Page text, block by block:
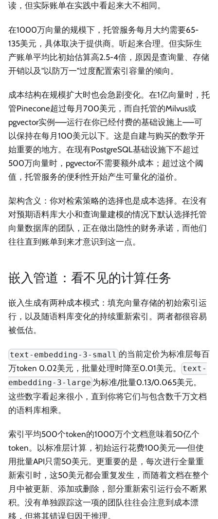
读，但实际账单在实践中看起来大不相同。
在1000万向量的规模下，托管服务每月大约需要65-
135美元，具体取决于提供商。听起来合理。但实际生
产账单平均比初始估算高2.5-4倍，原因是查询量、存储
开销以及"以防万一"过度配置索引容量的倾向。
成本结构在规模扩大时也会急剧变化。在1亿向量时，托
管Pinecone超过每月700美元，而自托管的Milvus或
pgvector实例——运行在你已经付费的基础设施上——可
以保持在每月100美元以下。这是自建与购买的数学开
始重要的地方。在现有PostgreSQL基础设施下不超过
500万向量时，pgvector不需要额外成本；超过这个阈
值，托管服务的便利性开始产生可量化的溢价。
架构含义：你对检索策略的选择也是成本选择。在没有
对预期语料库大小和查询量建模的情况下默认选择托管
向量数据库的团队，正在做出隐性的财务承诺，而他们
往往直到账单到来才意识到这一点。
嵌入管道：看不见的计算任务
嵌入生成有两种成本模式：填充向量存储的初始索引运
行，以及随语料库变化的持续重新索引。两者都很容易
被低估。
text-embedding-3-small 的当前定价为标准层每百
万token 0.02美元，批量处理时降至0.01美元。
text-
embedding-3-large 为标准/批量0.13/0.065美元。
这些数字看起来很小，直到你将它们与包含数千万文档
的语料库相乘。
索引平均500个token的1000万个文档意味着50亿个
token。以标准层计算，初始运行花费100美元——但使
用批量API只需50美元。更重要的是，每次进行全量重
新索引时，这50美元都会重复发生，而随着文档在整个
月中被更新、添加或删除，部分重新索引运行会不断累
积。没有单独跟踪这一项的团队往往会注意到成本漂
移，但将其错误归因于推理。